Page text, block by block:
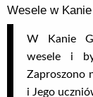
Wesele w
W Kanie
wesele i
Zaproszono
i Jego